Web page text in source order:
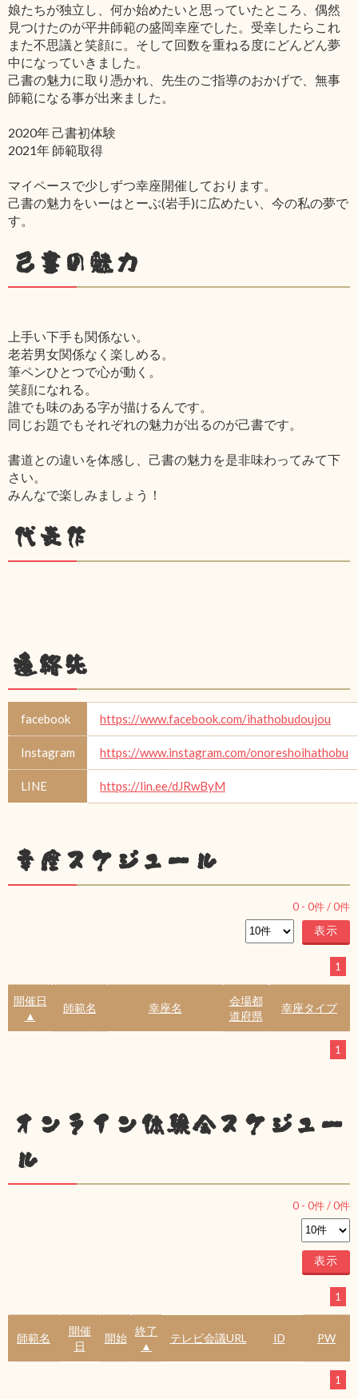
娘たちが独立し、何か始めたいと思っていたところ、偶然
見つけたのが平井師範の盛岡幸座でした。受幸したらこれ
また不思議と笑顔に。そして回数を重ねる度にどんどん夢
中になっていきました。
己書の魅力に取り憑かれ、先生のご指導のおかげで、無事
師範になる事が出来ました。
2020年 己書初体験
2021年 師範取得
マイペースで少しずつ幸座開催しております。
己書の魅力をいーはとーぶ(岩手)に広めたい、今の私の夢で
す。
己書の魅力
上手い下手も関係ない。
老若男女関係なく楽しめる。
筆ペンひとつで心が動く。
笑顔になれる。
誰でも味のある字が描けるんです。
同じお題でもそれぞれの魅力が出るのが己書です。
書道との違いを体感し、己書の魅力を是非味わってみて下
さい。
みんなで楽しみましょう！
代表作
連絡先
facebook https://www.facebook.com/ihathobudoujou
Instagram https://www.instagram.com/onoreshoihathobu
LINE https://lin.ee/dJRwByM
幸座スケジュール
0 - 0件 /0件
1
開催日
▲
師範名 幸座名
会場都
道府県
幸座タイプ
1
オンライン体験会スケジュー
ル
0 - 0件 /0件
1
師範名
開催
日
開始
終了
▲
テレビ会議URL ID PW
1